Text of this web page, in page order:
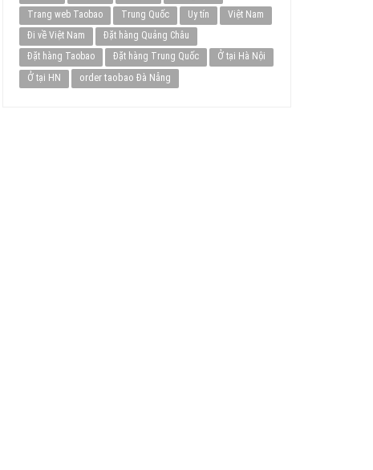
Trang web Taobao
Trung Quốc Uy tín
Việt Nam
Đi về Việt Nam
Đặt hàng Quảng Châu
Đặt hàng Taobao
Đặt hàng Trung Quốc
Ở tại Hà Nội
Ở tại HN
order taobao Đà Nẵng